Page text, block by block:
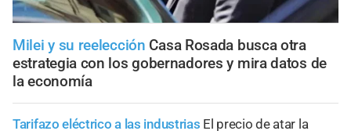
Milei y su reelección Casa Rosada busca otra
estrategia con los gobernadores y mira datos de
la economía
Tarifazo eléctrico a las industrias El precio de atar la